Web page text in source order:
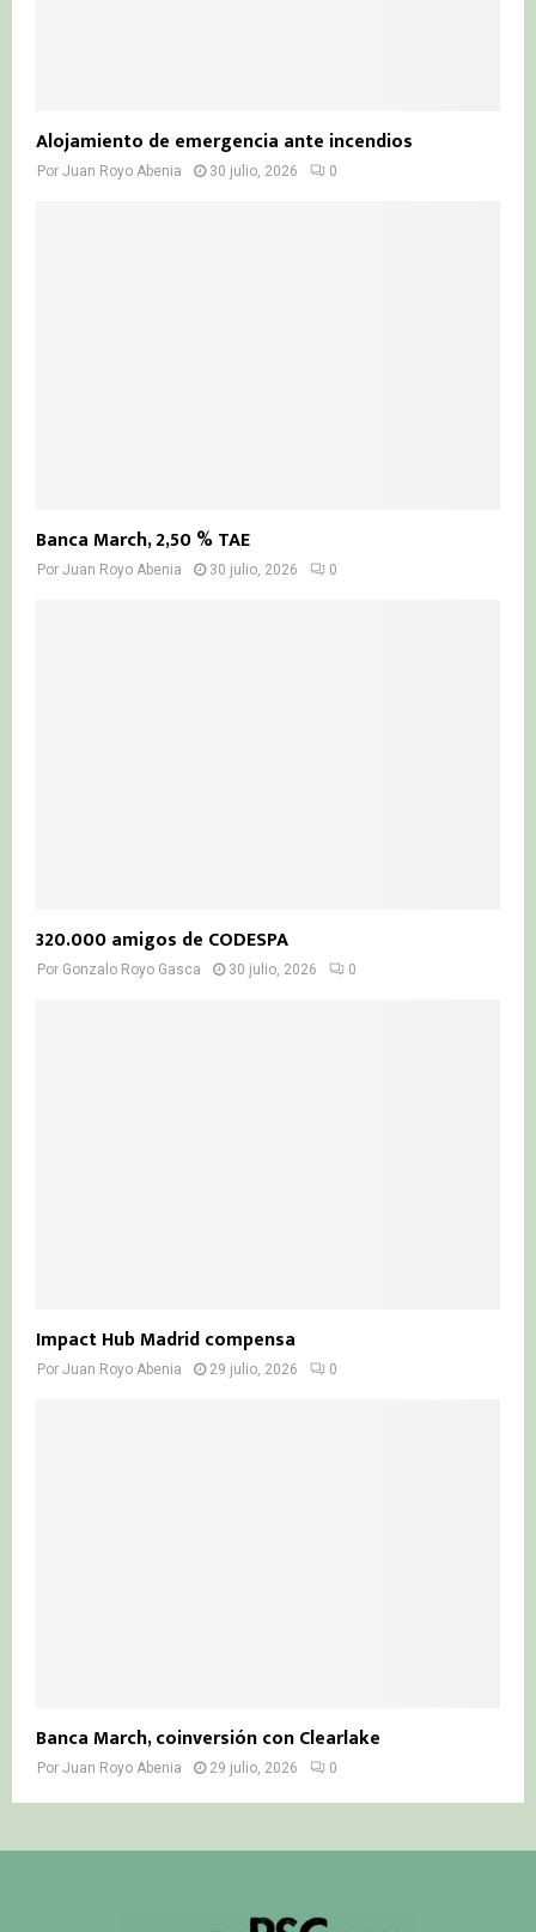
Alojamiento de emergencia ante incendios
Por Juan Royo Abenia 30 julio, 2026 0
Banca March, 2,50 % TAE
Por Juan Royo Abenia 30 julio, 2026 0
320.000 amigos de CODESPA
Por Gonzalo Royo Gasca 30 julio, 2026 0
Impact Hub Madrid compensa
Por Juan Royo Abenia 29 julio, 2026 0
Banca March, coinversión con Clearlake
Por Juan Royo Abenia 29 julio, 2026 0